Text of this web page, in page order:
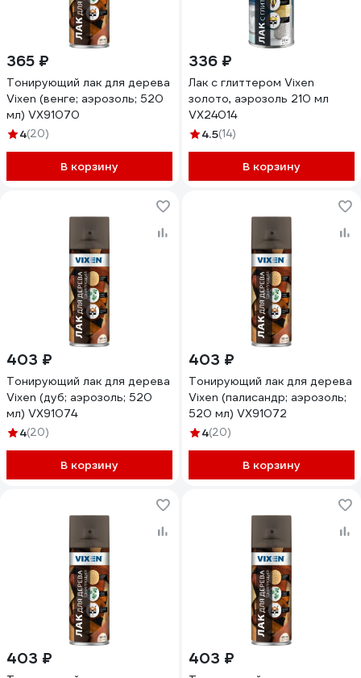
365 ₽
Тонирующий лак для дерева
Vixen (венге; аэрозоль; 520
мл) VX91070
4(20)
В корзину
336 ₽
Лак с глиттером Vixen
золото, аэрозоль 210 мл
VX24014
4.5(14)
В корзину
403 ₽
Тонирующий лак для дерева
Vixen (дуб; аэрозоль; 520
мл) VX91074
4(20)
В корзину
403 ₽
Тонирующий лак для дерева
Vixen (палисандр; аэрозоль;
520 мл) VX91072
4(20)
В корзину
403 ₽ 403 ₽